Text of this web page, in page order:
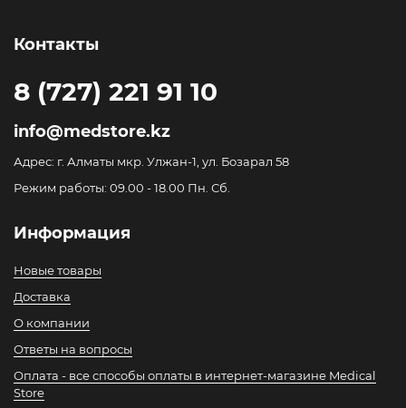
Контакты
8 (727) 221 91 10
info@medstore.kz
Адрес: г. Алматы мкр. Улжан-1, ул. Бозарал 58
Режим работы: 09.00 - 18.00 Пн. Сб.
Информация
Новые товары
Доставка
О компании
Ответы на вопросы
Оплата - все способы оплаты в интернет-магазине Medical
Store